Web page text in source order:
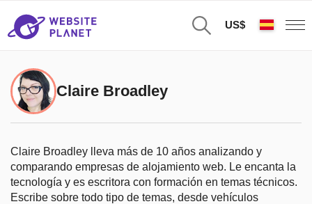
US$
Claire Broadley
Claire Broadley lleva más de 10 años analizando y
comparando empresas de alojamiento web. Le encanta la
tecnología y es escritora con formación en temas técnicos.
Escribe sobre todo tipo de temas, desde vehículos